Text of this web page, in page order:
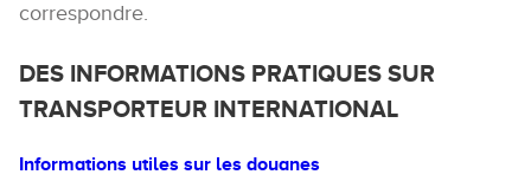
correspondre.
DES INFORMATIONS PRATIQUES SUR
TRANSPORTEUR INTERNATIONAL
Informations utiles sur les douanes